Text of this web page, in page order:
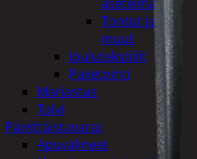
Tontut ja
muut
Joulutekstiilit
Paketointi
Marjastus
Talvi
Päivittäistavarat
Apuvälineet